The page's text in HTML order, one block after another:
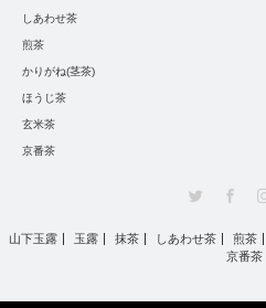
しあわせ茶
煎茶
かりがね(茎茶)
ほうじ茶
玄米茶
京番茶
Instagram
Pinterest
山下玉露 玉露 抹茶 しあわせ茶 煎茶
京番茶